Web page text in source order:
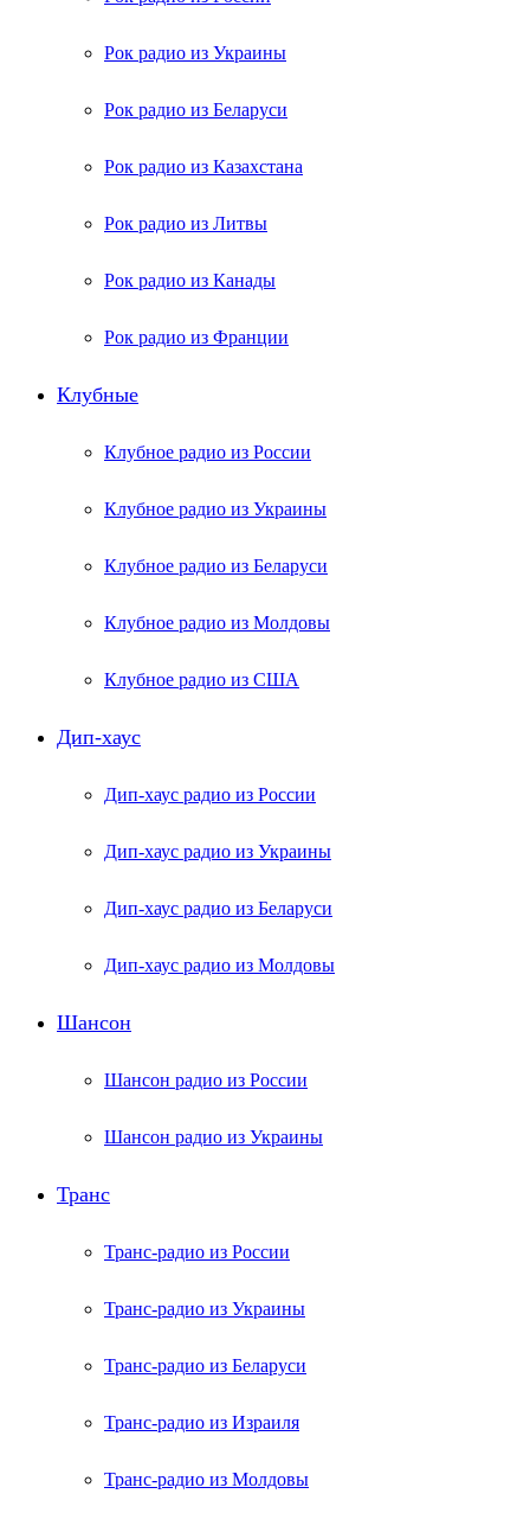
Рок радио из Украины
Рок радио из Беларуси
Рок радио из Казахстана
Рок радио из Литвы
Рок радио из Канады
Рок радио из Франции
Клубные
Клубное радио из России
Клубное радио из Украины
Клубное радио из Беларуси
Клубное радио из Молдовы
Клубное радио из США
Дип-хаус
Дип-хаус радио из России
Дип-хаус радио из Украины
Дип-хаус радио из Беларуси
Дип-хаус радио из Молдовы
Шансон
Шансон радио из России
Шансон радио из Украины
Транс
Транс-радио из России
Транс-радио из Украины
Транс-радио из Беларуси
Транс-радио из Израиля
Транс-радио из Молдовы